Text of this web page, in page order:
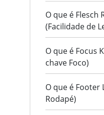
O que é Flesch
(Facilidade de
O que é Focus
chave Foco)
O que é Footer
Rodapé)